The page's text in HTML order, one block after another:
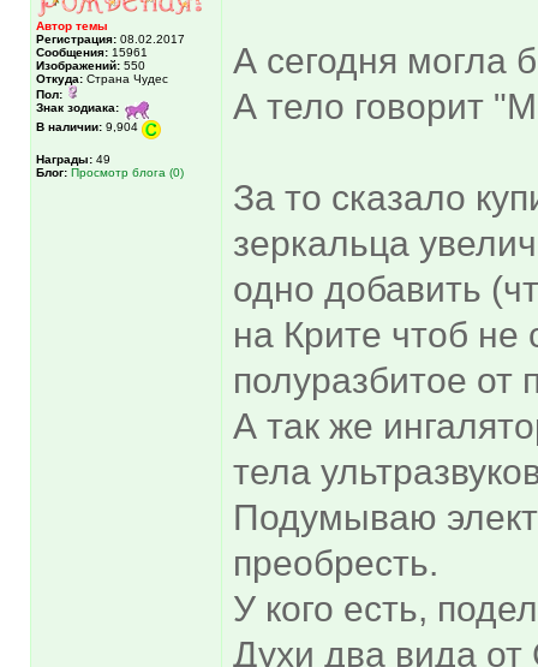
Автор темы
Регистрация: 08.02.2017
Сообщения: 15961
Изображений: 550
Откуда: Страна Чудес
Пол:
Знак зодиака:
В наличии: 9,904
Награды: 49
Блог: Просмотр блога (0)
А сегодня могла
А тело
За то сказало
зеркальца
одно добавить
на Крите чтоб не
полуразбитое от
А так же
тела
Подумываю
преобресть.
У кого есть,
Духи два вида от